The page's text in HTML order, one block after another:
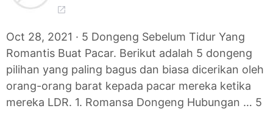
Oct 28, 2021 · 5 Dongeng Sebelum Tidur Yang
Romantis Buat Pacar. Berikut adalah 5 dongeng
pilihan yang paling bagus dan biasa dicerikan oleh
orang-orang barat kepada pacar mereka ketika
mereka LDR. 1. Romansa Dongeng Hubungan … 5